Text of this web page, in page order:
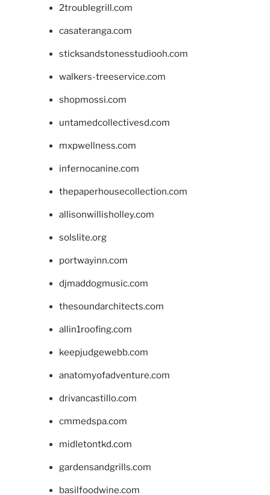
2troublegrill.com
casateranga.com
sticksandstonesstudiooh.com
walkers-treeservice.com
shopmossi.com
untamedcollectivesd.com
mxpwellness.com
infernocanine.com
thepaperhousecollection.com
allisonwillisholley.com
solslite.org
portwayinn.com
djmaddogmusic.com
thesoundarchitects.com
allin1roofing.com
keepjudgewebb.com
anatomyofadventure.com
drivancastillo.com
cmmedspa.com
midletontkd.com
gardensandgrills.com
basilfoodwine.com